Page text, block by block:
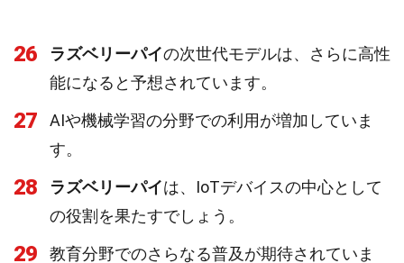
26 ラズベリーパイの次世代モデルは、さらに高性
能になると予想されています。
27
AIや機械学習の分野での利用が増加していま
す。
28 ラズベリーパイは、IoTデバイスの中心として
の役割を果たすでしょう。
29
教育分野でのさらなる普及が期待されていま